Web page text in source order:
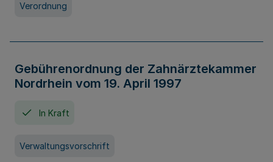
Verordnung
Gebührenordnung der Zahnärztekammer
Nordrhein vom 19. April 1997
In Kraft
Verwaltungsvorschrift